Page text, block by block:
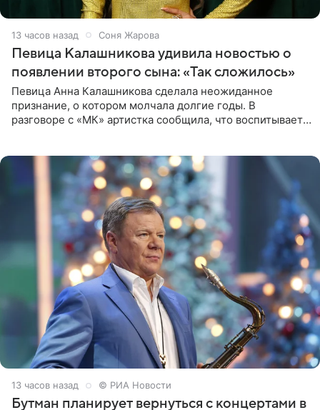
13 часов назад Соня Жарова
Певица Калашникова удивила новостью о
появлении второго сына: «Так сложилось»
Певица Анна Калашникова сделала неожиданное
признание, о котором молчала долгие годы. В
разговоре с «МК» артистка сообщила, что воспитывает
13 часов назад © РИА Новости
Бутман планирует вернуться с концертами в